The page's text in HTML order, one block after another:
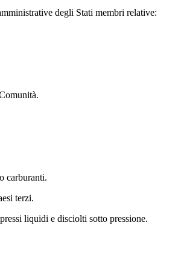
degli Stati membri relative:
carburanti.
terzi.
liquidi e disciolti sotto pressione.